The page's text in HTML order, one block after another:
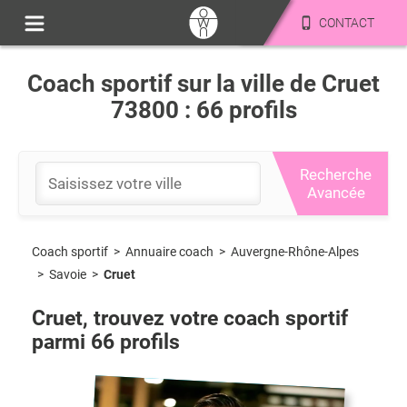
CONTACT
Coach sportif sur la ville de Cruet
73800 : 66 profils
Recherche
Avancée
Coach sportif > Annuaire coach > Auvergne-Rhône-Alpes
> Savoie > Cruet
Cruet, trouvez votre coach sportif
parmi 66 profils